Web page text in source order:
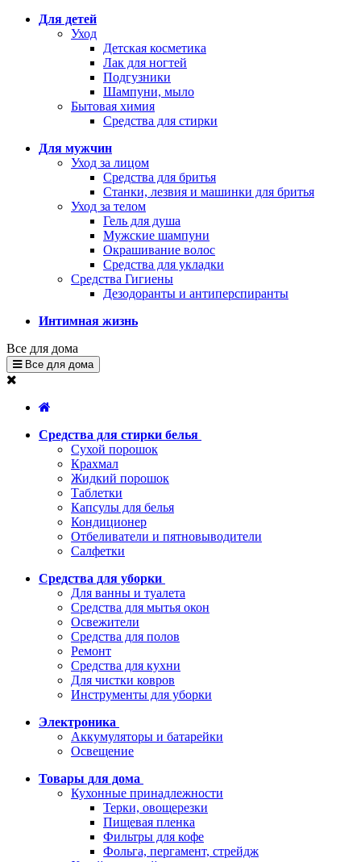
Для детей
Уход
Детская косметика
Лак для ногтей
Подгузники
Шампуни, мыло
Бытовая химия
Средства для стирки
Для мужчин
Уход за лицом
Средства для бритья
Станки, лезвия и машинки для бритья
Уход за телом
Гель для душа
Мужские шампуни
Окрашивание волос
Средства для укладки
Средства Гигиены
Дезодоранты и антиперспиранты
Интимная жизнь
Все для дома
Все для дома
Средства для стирки белья
Сухой порошок
Крахмал
Жидкий порошок
Таблетки
Капсулы для белья
Кондиционер
Отбеливатели и пятновыводители
Салфетки
Средства для уборки
Для ванны и туалета
Средства для мытья окон
Освежители
Средства для полов
Ремонт
Средства для кухни
Для чистки ковров
Инструменты для уборки
Электроника
Аккумуляторы и батарейки
Освещение
Товары для дома
Кухонные принадлежности
Терки, овощерезки
Пищевая пленка
Фильтры для кофе
Фольга, пергамент, стрейдж